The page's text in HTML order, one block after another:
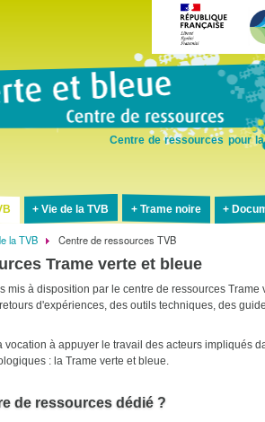
Centre de ressources pour
Vie de la TVB Trame noire
la TVB Centre de ressources TVB
Trame verte et bleue
mis à disposition par le centre de ressources Trame
d'expériences, des outils techniques, des
vocation à appuyer le travail des acteurs impliqués
: la Trame verte et bleue.
de ressources dédié ?